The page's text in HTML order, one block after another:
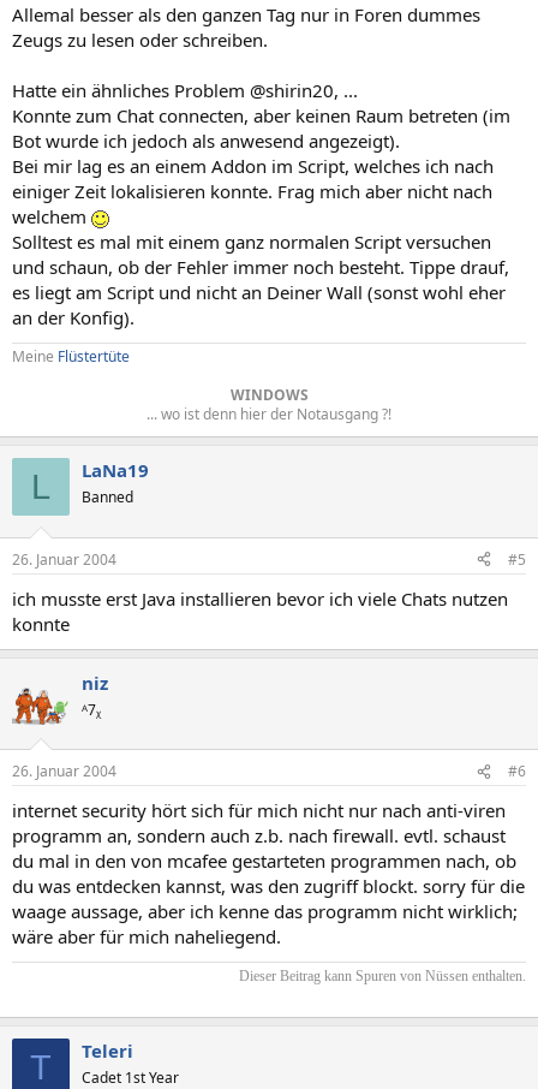
Allemal besser als den ganzen Tag nur in Foren dummes
Zeugs zu lesen oder schreiben.
Hatte ein ähnliches Problem @shirin20, ...
Konnte zum Chat connecten, aber keinen Raum betreten (im
Bot wurde ich jedoch als anwesend angezeigt).
Bei mir lag es an einem Addon im Script, welches ich nach
einiger Zeit lokalisieren konnte. Frag mich aber nicht nach
welchem
Solltest es mal mit einem ganz normalen Script versuchen
und schaun, ob der Fehler immer noch besteht. Tippe drauf,
es liegt am Script und nicht an Deiner Wall (sonst wohl eher
an der Konfig).
Meine Flüstertüte
WINDOWS
... wo ist denn hier der Notausgang ?!​
L LaNa19
Banned
26. Januar 2004 #5
ich musste erst Java installieren bevor ich viele Chats nutzen
konnte
niz
ᴬ7ᵪ
26. Januar 2004 #6
internet security hört sich für mich nicht nur nach anti-viren
programm an, sondern auch z.b. nach firewall. evtl. schaust
du mal in den von mcafee gestarteten programmen nach, ob
du was entdecken kannst, was den zugriff blockt. sorry für die
waage aussage, aber ich kenne das programm nicht wirklich;
wäre aber für mich naheliegend.
Dieser Beitrag kann Spuren von Nüssen enthalten.​
T Teleri
Cadet 1st Year